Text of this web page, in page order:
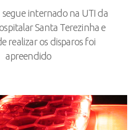
internado na UTI da
Santa Terezinha e
realizar os disparos foi
apreendido